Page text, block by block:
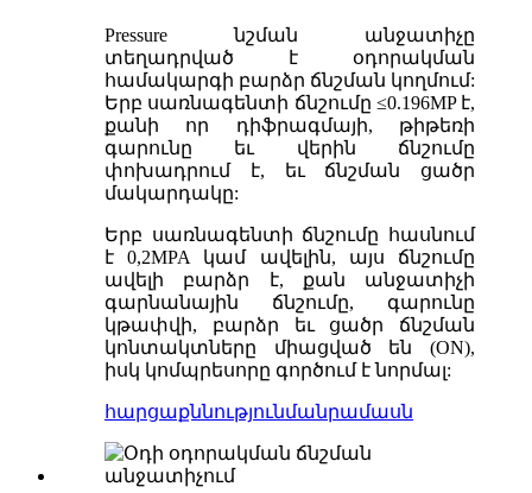
Pressure նշման անջատիչը
տեղադրված է օդորակման
համակարգի բարձր ճնշման կողմում:
Երբ սառնագենտի ճնշումը ≤0.196MP է,
քանի որ դիֆրագմայի, թիթեռի
գարունը եւ վերին ճնշումը
փոխադրում է, եւ ճնշման ցածր
մակարդակը:
Երբ սառնագենտի ճնշումը հասնում
է 0,2MPA կամ ավելին, այս ճնշումը
ավելի բարձր է, քան անջատիչի
գարնանային ճնշումը, գարունը
կթափվի, բարձր եւ ցածր ճնշման
կոնտակտները միացված են (ON),
իսկ կոմպրեսորը գործում է նորմալ:
հարցաքննությունմանրամասն